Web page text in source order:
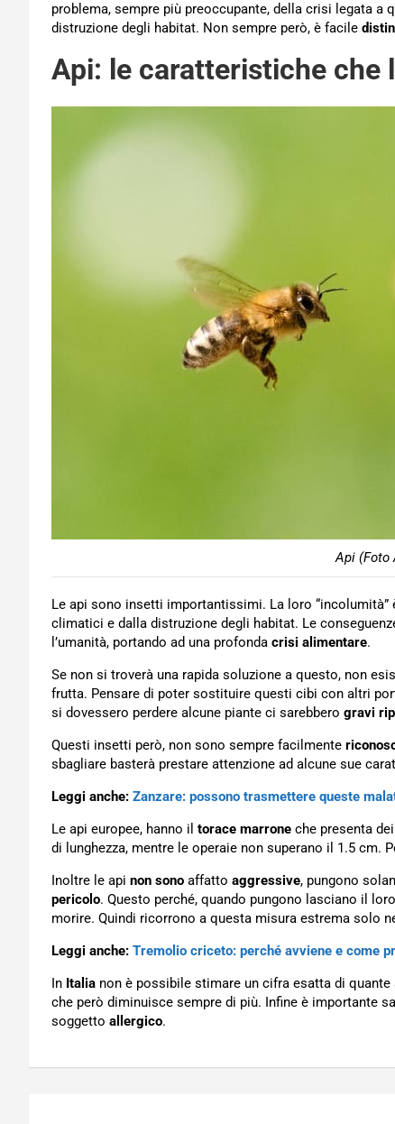
problema, sempre più preoccupante, della crisi legata
distruzione degli habitat. Non sempre però, è facile
Api: le caratteristiche che
Api (Foto
Le api sono insetti importantissimi. La loro
climatici e dalla distruzione degli habitat. Le
l’umanità, portando ad una profonda crisi alimentare.
Se non si troverà una rapida soluzione a questo, non
frutta. Pensare di poter sostituire questi cibi con altri
si dovessero perdere alcune piante ci sarebbero gravi
Questi insetti però, non sono sempre facilmente
sbagliare basterà prestare attenzione ad alcune sue
Leggi anche: Zanzare: possono trasmettere queste
Le api europee, hanno il torace marrone che presenta dei
di lunghezza, mentre le operaie non superano il 1.5 cm.
Inoltre le api non sono affatto aggressive, pungono
pericolo. Questo perché, quando pungono lasciano il
morire. Quindi ricorrono a questa misura estrema solo
Leggi anche: Tremolio criceto: perché avviene e come
In Italia non è possibile stimare un cifra esatta di
che però diminuisce sempre di più. Infine è importante
soggetto allergico.